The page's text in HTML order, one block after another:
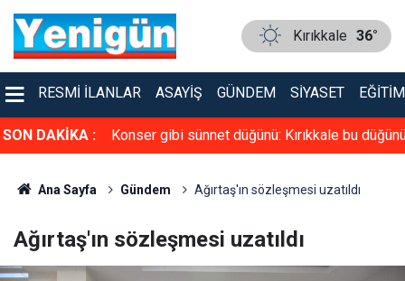
Kırıkkale 36°
RESMI İLANLAR ASAYIŞ GÜNDEM SIYASET EĞITIM
SON DAKİKA :
tazeledi! Konser gibi sünnet düğünü: Kırıkkale bu
Ana Sayfa Gündem Ağırtaş'ın sözleşmesi uzatıldı
Ağırtaş'ın sözleşmesi uzatıldı